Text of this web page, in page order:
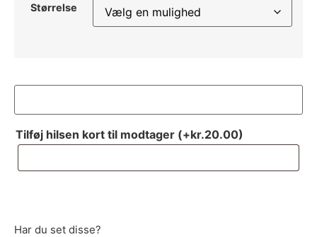
Størrelse
Tilføj hilsen kort til modtager (+kr.20.00)
Har du set disse?